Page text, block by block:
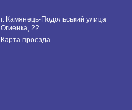
г. Камянець-Подольський улица
Огиенка, 22
Карта проезда